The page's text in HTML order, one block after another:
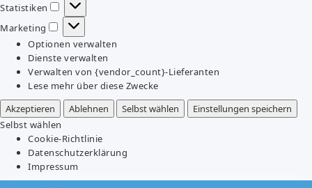
Statistiken
Statistiken
Marketing
Marketing
Optionen verwalten
Dienste verwalten
Verwalten von {vendor_count}-Lieferanten
Lese mehr über diese Zwecke
Akzeptieren
Ablehnen Selbst wählen
Einstellungen speichern
Selbst wählen
Cookie-Richtlinie
Datenschutzerklärung
Impressum